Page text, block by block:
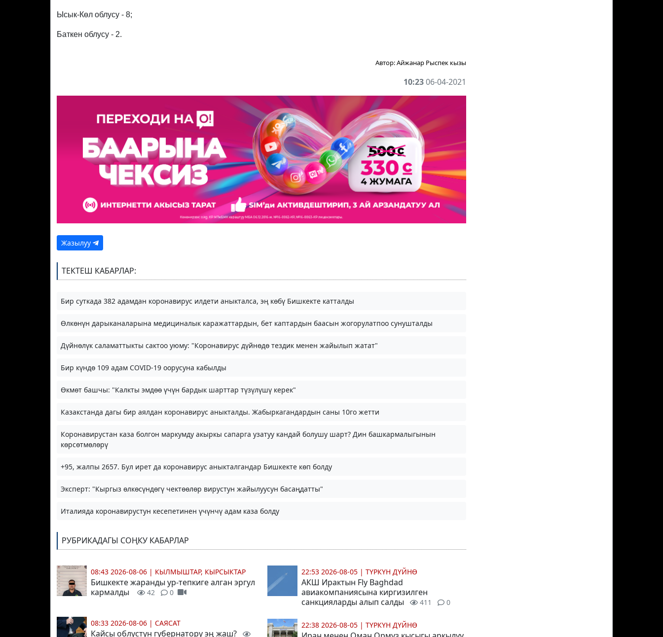
Ысык-Көл облусу - 8;
Баткен облусу - 2.
Автор:Айжанар Рыспек кызы
10:2306-04-2021
Жазылуу
ТЕКТЕШ КАБАРЛАР:
Бир суткада 382 адамдан коронавирус илдети аныкталса, эң көбү Бишкекте катталды
Өлкөнүн дарыканаларына медициналык каражаттардын, бет каптардын баасын жогорулатпоо сунушталды
Дүйнөлүк саламаттыкты сактоо уюму: "Коронавирус дүйнөдө тездик менен жайылып жатат"
Бир күндө 109 адам COVID-19 оорусуна кабылды
Өкмөт башчы: "Калкты эмдөө үчүн бардык шарттар түзүлүшү керек"
Казакстанда дагы бир аялдан коронавирус аныкталды. Жабыркагандардын саны 10го жетти
Коронавирустан каза болгон маркумду акыркы сапарга узатуу кандай болушу шарт? Дин башкармалыгынын
көрсөтмөлөрү
+95, жалпы 2657. Бул ирет да коронавирус аныкталгандар Бишкекте көп болду
Эксперт: "Кыргыз өлкөсүндөгү чектөөлөр вирустун жайылуусун басаңдатты"
Италияда коронавирустун кесепетинен үчүнчү адам каза болду
РУБРИКАДАГЫ СОҢКУ КАБАРЛАР
08:43 2026-08-06 | КЫЛМЫШТАР, КЫРСЫКТАР
Бишкекте жаранды ур-тепкиге алган эргул
кармалды
42 0
08:33 2026-08-06 | САЯСАТ
Кайсы облустун губернатору эң жаш?
22:53 2026-08-05 | ТҮРКҮН ДҮЙНӨ
АКШ Ирактын Fly Baghdad
авиакомпаниясына киргизилген
санкцияларды алып салды
411 0
22:38 2026-08-05 | ТҮРКҮН ДҮЙНӨ